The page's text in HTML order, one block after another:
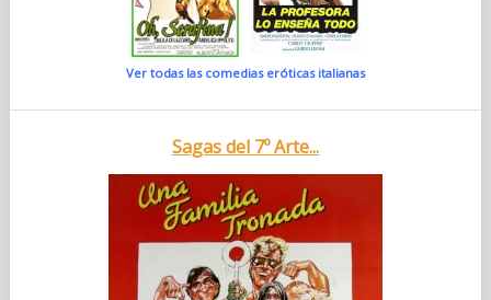
Ver todas las comedias eróticas italianas
Sagas del 7º Arte...